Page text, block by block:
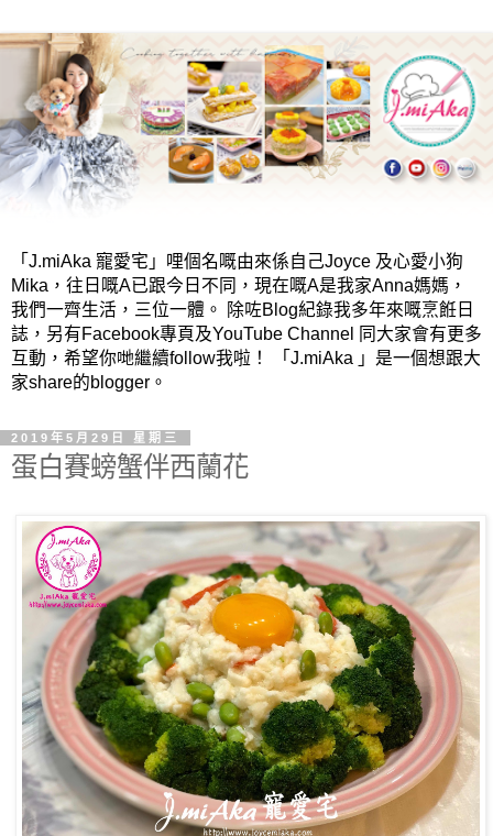
「J.miAka 寵愛宅」哩個名嘅由來係自己Joyce 及心愛小狗
Mika，往日嘅A已跟今日不同，現在嘅A是我家Anna媽媽，
我們一齊生活，三位一體。 除咗Blog紀錄我多年來嘅烹餁日
誌，另有Facebook專頁及YouTube Channel 同大家會有更多
互動，希望你哋繼續follow我啦！ 「J.miAka 」是一個想跟大
家share的blogger。
2019年5月29日 星期三
蛋白賽螃蟹伴西蘭花